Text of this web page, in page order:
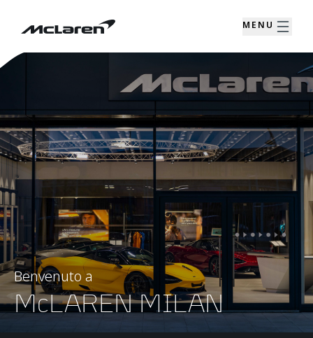
MENU
Benvenuto a
McLAREN MILAN